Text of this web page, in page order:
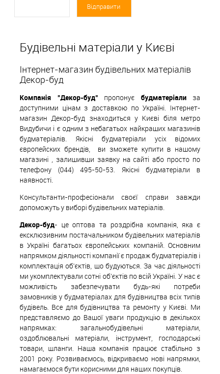
Будівельні матеріали у Києві
Інтернет-магазин будівельних матеріалів
Декор-буд
Компанія "Декор-буд" пропонує будматеріализа
доступними цінам з доставкою по Україні. Інтернет-
магазин Декор-буд знаходиться у Києві біля метро
Видубичи і є одним з небагатьох найкращих магазинів
будматеріалів. Якісні будматеріали усіх відомих
європейских брендів, ви зможете купити в нашому
магазині , залишивши заявку на сайті або просто по
телефону (044) 495-50-53. Якісні будматеріали в
наявності.
Консультанти-професіонали своєї справи завжди
допоможуть у виборі будівельних матеріалів.
Декор-буд- це оптова та роздрібна компанія, яка є
ексклюзивним постачальником будівельних матеріалів
в Україні багатьох європейських компаній. Основним
напрямком діяльності компанії є продаж будматеріалів і
комплектація об'єктів, що будуються. За час діяльності
ми укомплектували сотні об'єктів по всій Україні. У нас є
можливість забезпечувати будь-які потреби
замовників у будматеріалах для будівництва всіх типів
будівель. Все для будівництва та ремонту у Києві. Ми
представляємо до Вашої уваги продукцію в декількох
напрямках: загальнобудівельні матеріали,
оздоблювальні матеріали, інструмент, господарські
товари, шланги. Наша компанія працює стабільно з
2001 року. Розвиваємось, відкриваємо нові напрямки,
намагаємося бути корисними для наших покупців.